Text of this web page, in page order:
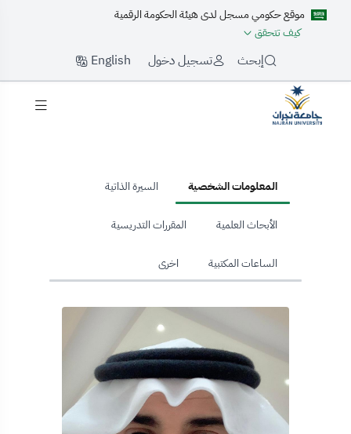
موقع حكومي مسجل لدى هيئة الحكومة الرقمية
كيف تتحقق
إبحث تسجيل دخول English
المعلومات الشخصية السيرة الذاتية
الأبحاث العلمية المقررات التدريسية
الساعات المكتبية اخرى